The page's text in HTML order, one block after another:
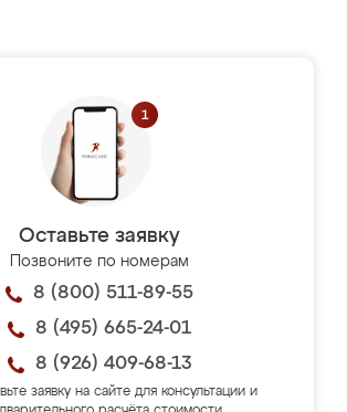
Оставьте заявку
Позвоните по номерам
8 (800) 511-89-55
8 (495) 665-24-01
8 (926) 409-68-13
заявку на сайте для консультации и